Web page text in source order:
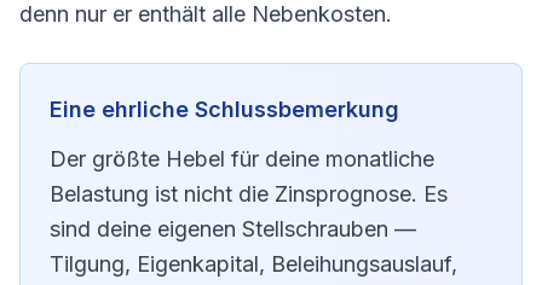
denn nur er enthält alle Nebenkosten.
Eine ehrliche Schlussbemerkung
Der größte Hebel für deine monatliche
Belastung ist nicht die Zinsprognose. Es
sind deine eigenen Stellschrauben —
Tilgung, Eigenkapital, Beleihungsauslauf,